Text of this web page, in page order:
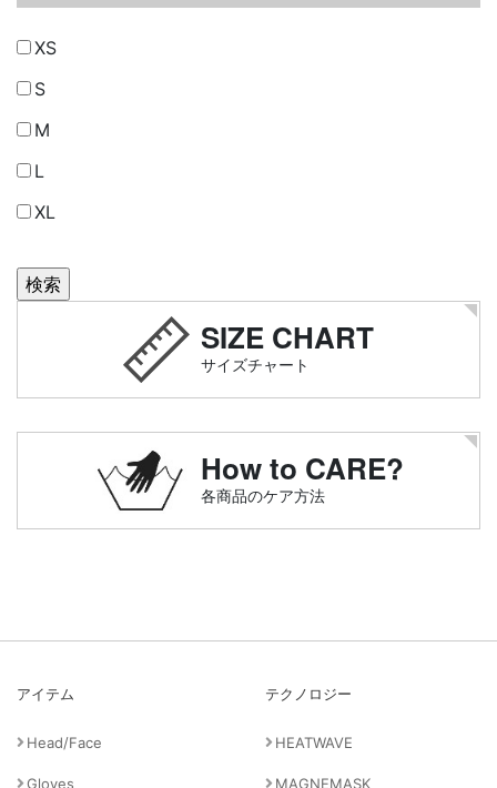
XS
S
M
L
XL
SIZE CHART
サイズチャート
How to CARE?
各商品のケア方法
アイテム
Head/Face
Gloves
テクノロジー
HEATWAVE
MAGNEMASK